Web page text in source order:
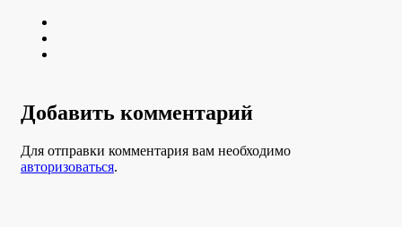
Добавить комментарий
Для отправки комментария вам необходимо
авторизоваться.